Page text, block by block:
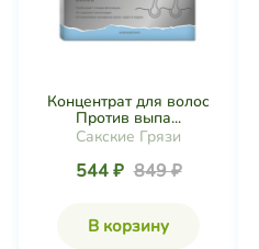
Концентрат для волос
Против выпа...
Сакские Грязи
544 ₽ 849 ₽
В корзину